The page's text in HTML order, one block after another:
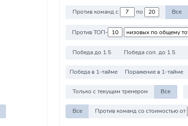
Против команд с по Все
Против ТОП-
Победа до 1.5 Победа соп. до 1.5
Победа в 1-тайме Поражение в 1-тайме
Только с текущим тренером Все
Все Против команд со стоимостью от